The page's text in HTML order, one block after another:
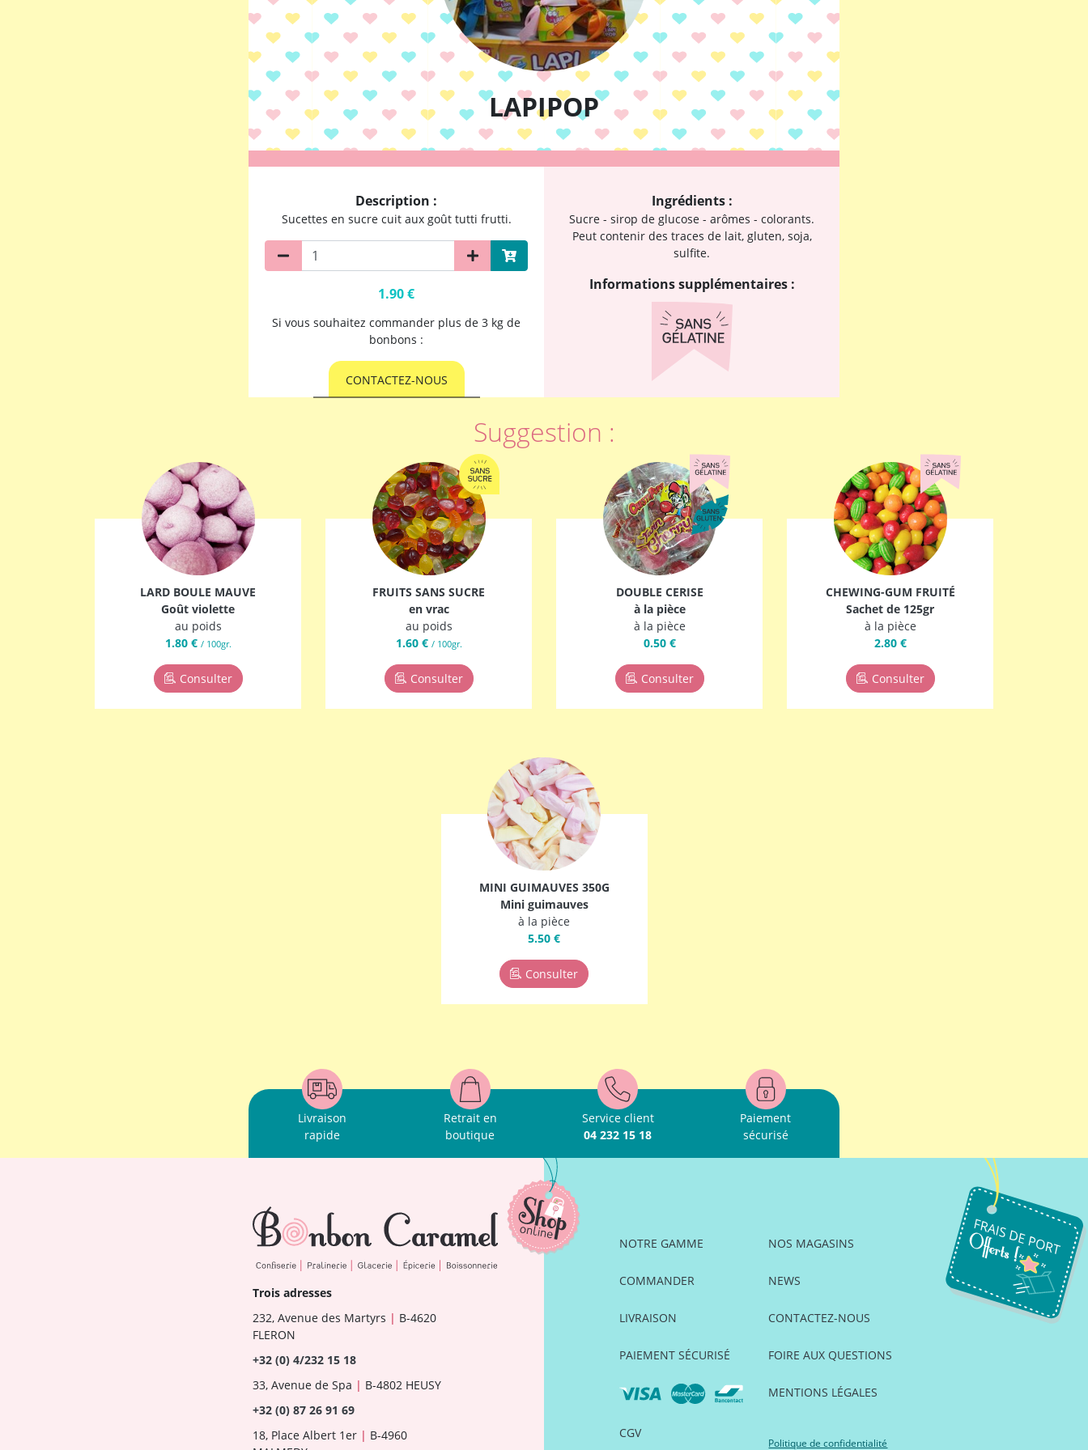
LAPIPOP
Description :
Sucettes en sucre cuit aux goût tutti frutti.
1.90 €
Si vous souhaitez commander plus de 3 kg de
bonbons :
CONTACTEZ-NOUS
Ingrédients :
Sucre - sirop de glucose - arômes - colorants.
Peut contenir des traces de lait, gluten, soja,
sulfite.
Informations supplémentaires :
Suggestion :
LARD BOULE MAUVE
Goût violette
au poids
1.80 € / 100gr.
Consulter
FRUITS SANS SUCRE
en vrac
au poids
1.60 € / 100gr.
Consulter
DOUBLE CERISE
à la pièce
à la pièce
0.50 €
Consulter
CHEWING-GUM FRUITÉ
Sachet de 125gr
à la pièce
2.80 €
Consulter
MINI GUIMAUVES 350G
Mini guimauves
à la pièce
5.50 €
Consulter
Livraison
rapide
Retrait en
boutique
Service client
04 232 15 18
Paiement
sécurisé
Trois adresses
232, Avenue des Martyrs | B-4620
FLERON
+32 (0) 4/232 15 18
33, Avenue de Spa | B-4802 HEUSY
+32 (0) 87 26 91 69
18, Place Albert 1er | B-4960
NOTRE GAMME
COMMANDER
LIVRAISON
PAIEMENT SÉCURISÉ
CGV
NOS MAGASINS
NEWS
CONTACTEZ-NOUS
FOIRE AUX QUESTIONS
MENTIONS LÉGALES
Politique de confidentialité